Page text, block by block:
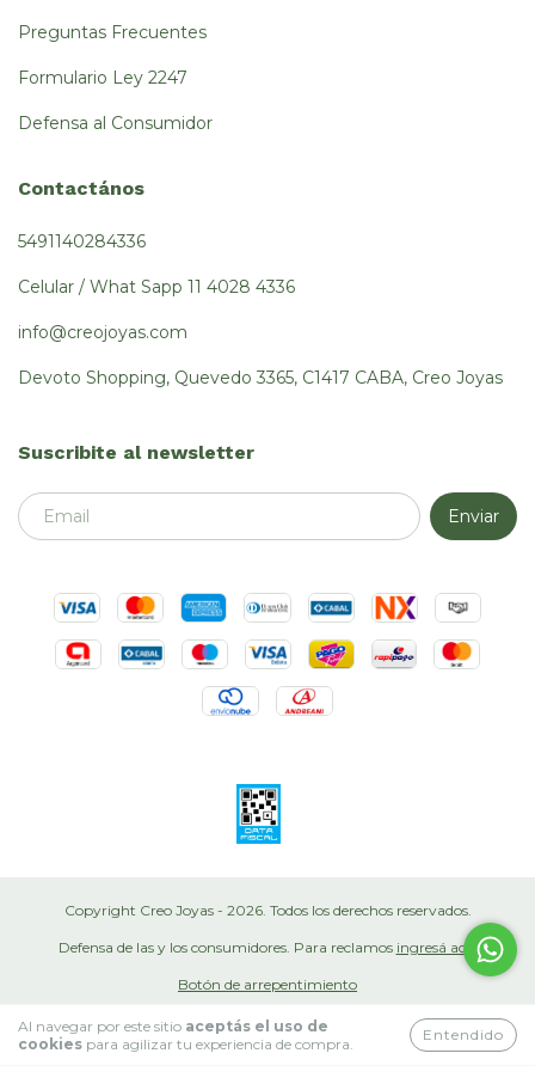
Al navegar por este sitio aceptás el uso de
cookies para agilizar tu experiencia de compra.
Entendido
Preguntas Frecuentes
Formulario Ley 2247
Defensa al Consumidor
Contactános
5491140284336
Celular / What Sapp 11 4028 4336
info@creojoyas.com
Devoto Shopping, Quevedo 3365, C1417 CABA, Creo Joyas
Suscribite al newsletter
Copyright Creo Joyas - 2026. Todos los derechos reservados.
Defensa de las y los consumidores. Para reclamos ingresá acá.
Botón de arrepentimiento